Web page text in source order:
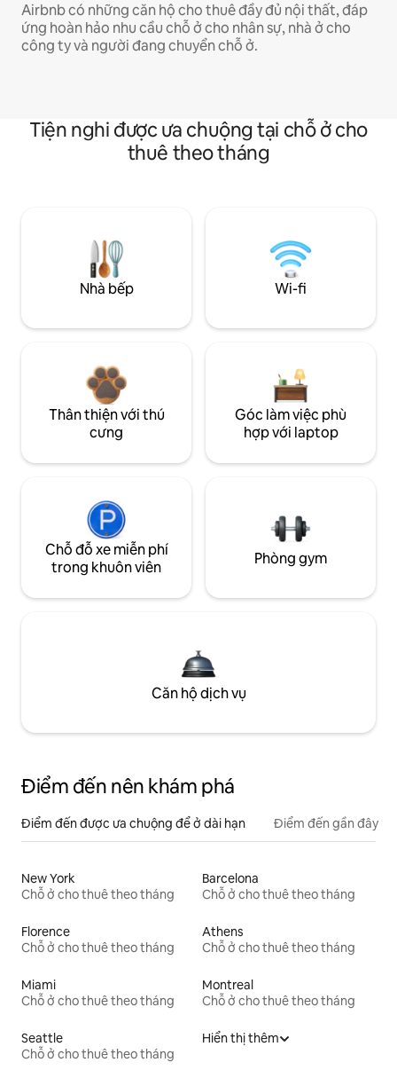
Airbnb có những căn hộ cho thuê đầy đủ nội thất, đáp
ứng hoàn hảo nhu cầu chỗ ở cho nhân sự, nhà ở cho
công ty và người đang chuyển chỗ ở.
Tiện nghi được ưa chuộng tại chỗ ở cho
thuê theo tháng
Nhà bếp Wi-fi
Thân thiện với thú
cưng
Góc làm việc phù
hợp với laptop
Chỗ đỗ xe miễn phí
trong khuôn viên
Phòng gym
Căn hộ dịch vụ
Điểm đến nên khám phá
Điểm đến được ưa chuộng để ở dài hạn Điểm đến gần đây
New York
Chỗ ở cho thuê theo tháng
Barcelona
Chỗ ở cho thuê theo tháng
Florence
Chỗ ở cho thuê theo tháng
Athens
Chỗ ở cho thuê theo tháng
Miami
Chỗ ở cho thuê theo tháng
Montreal
Chỗ ở cho thuê theo tháng
Seattle
Chỗ ở cho thuê theo tháng
Hiển thị thêm